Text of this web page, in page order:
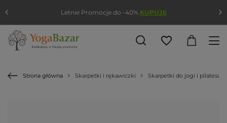
Strona główna Skarpetki i rękawiczki Skarpetki do jogi i pilatesu
Letnie Promocje do -40% KUPUJĘ